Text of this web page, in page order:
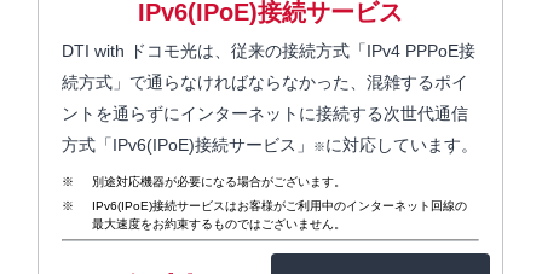
IPv6(IPoE)接続サービス
DTI with ドコモ光は、従来の接続方式「IPv4 PPPoE接
続方式」で通らなければならなかった、混雑するポイ
ントを通らずにインターネットに接続する次世代通信
方式「IPv6(IPoE)接続サービス」
※に対応しています。
別途対応機器が必要になる場合がございます。
IPv6(IPoE)接続サービスはお客様がご利用中のインターネット回線の
最大速度をお約束するものではございません。